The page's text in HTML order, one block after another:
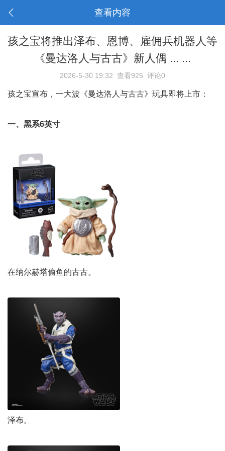
查看内容
孩之宝将推出泽布、恩博、雇佣兵机器人等
《曼达洛人与古古》新人偶 ... ...
2026-5-30 19:32 查看925 评论0
孩之宝宣布，一大波《曼达洛人与古古》玩具即将上市：
一、黑系6英寸
在纳尔赫塔偷鱼的古古。
泽布。